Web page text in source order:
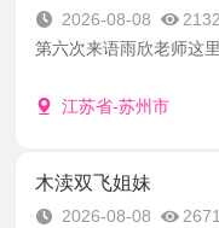
2026-08-08
2132
第六次来语雨欣老师这
江苏省-苏州市
木渎双飞姐妹
2026-08-08
2671